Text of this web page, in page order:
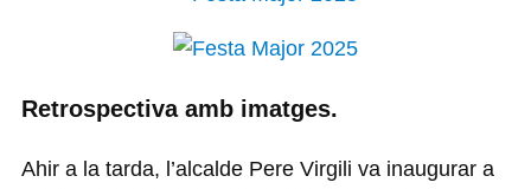
Retrospectiva amb imatges.
Ahir a la tarda, l’alcalde Pere Virgili va inaugurar a